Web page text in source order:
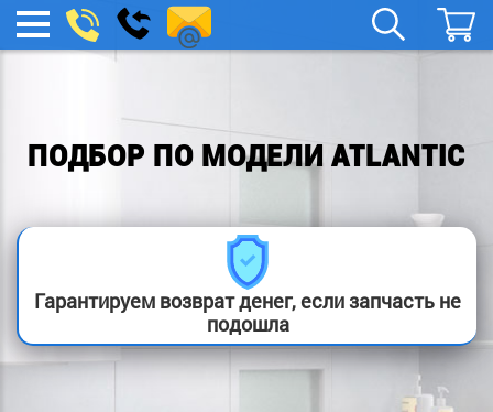
МЕНЮ
boylera@yandex.ru
Заказать
звонок
ПОДБОР ПО МОДЕЛИ ATLANTIC
Гарантируем возврат денег, если запчасть не
подошла